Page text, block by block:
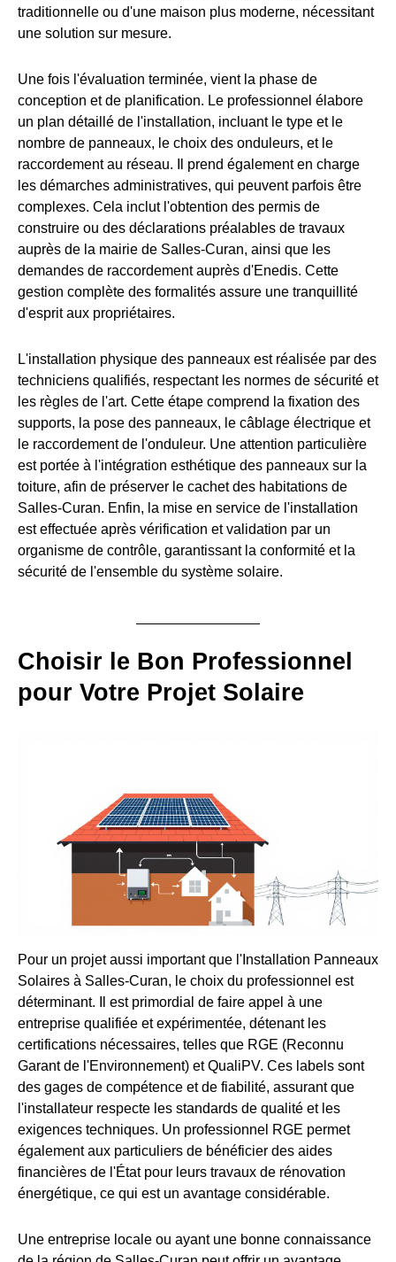
traditionnelle ou d'une maison plus moderne, nécessitant
une solution sur mesure.
Une fois l'évaluation terminée, vient la phase de
conception et de planification. Le professionnel élabore
un plan détaillé de l'installation, incluant le type et le
nombre de panneaux, le choix des onduleurs, et le
raccordement au réseau. Il prend également en charge
les démarches administratives, qui peuvent parfois être
complexes. Cela inclut l'obtention des permis de
construire ou des déclarations préalables de travaux
auprès de la mairie de Salles-Curan, ainsi que les
demandes de raccordement auprès d'Enedis. Cette
gestion complète des formalités assure une tranquillité
d'esprit aux propriétaires.
L'installation physique des panneaux est réalisée par des
techniciens qualifiés, respectant les normes de sécurité et
les règles de l'art. Cette étape comprend la fixation des
supports, la pose des panneaux, le câblage électrique et
le raccordement de l'onduleur. Une attention particulière
est portée à l'intégration esthétique des panneaux sur la
toiture, afin de préserver le cachet des habitations de
Salles-Curan. Enfin, la mise en service de l'installation
est effectuée après vérification et validation par un
organisme de contrôle, garantissant la conformité et la
sécurité de l'ensemble du système solaire.
Choisir le Bon Professionnel
pour Votre Projet Solaire
Pour un projet aussi important que l'Installation Panneaux
Solaires à Salles-Curan, le choix du professionnel est
déterminant. Il est primordial de faire appel à une
entreprise qualifiée et expérimentée, détenant les
certifications nécessaires, telles que RGE (Reconnu
Garant de l'Environnement) et QualiPV. Ces labels sont
des gages de compétence et de fiabilité, assurant que
l'installateur respecte les standards de qualité et les
exigences techniques. Un professionnel RGE permet
également aux particuliers de bénéficier des aides
financières de l'État pour leurs travaux de rénovation
énergétique, ce qui est un avantage considérable.
Une entreprise locale ou ayant une bonne connaissance